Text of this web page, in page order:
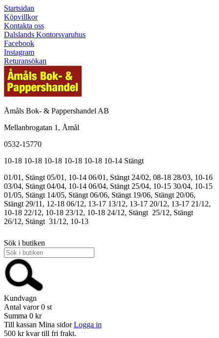
Startsidan
Köpvillkor
Kontakta oss
Dalslands Kontorsvaruhus
Facebook
Instagram
Returansökan
Åmåls Bok- & Pappershandel AB
Mellanbrogatan 1, Åmål
0532-15770
10-18 10-18 10-18 10-18 10-18 10-14 Stängt
01/01, Stängt 05/01, 10-14 06/01, Stängt 24/02, 08-18 28/03, 10-16
03/04, Stängt 04/04, 10-14 06/04, Stängt 25/04, 10-15 30/04, 10-15
01/05, Stängt 14/05, Stängt 06/06, Stängt 19/06, Stängt 20/06,
Stängt 29/11, 12-18 06/12, 13-17 13/12, 13-17 20/12, 13-17 21/12,
10-18 22/12, 10-18 23/12, 10-18 24/12, Stängt 25/12, Stängt
26/12, Stängt 31/12, 10-13
Sök i butiken
Kundvagn
Antal varor 0 st
Summa 0 kr
Till kassan Mina sidor Logga in
500 kr kvar till fri frakt.